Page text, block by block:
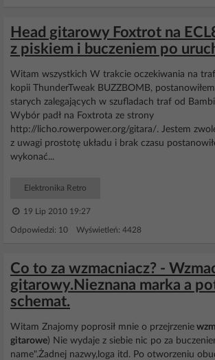
Head gitarowy Foxtrot na
z piskiem i buczeniem po
Witam wszystkich W trakcie oczekiwania na
kopii ThunderTweak BUZZBOMB,
starych zalegających w szufladach traf od
Wybór padł na Foxtrota ze strony
http://licho.rowerpower.org/gitara/. Jestem
z uwagi prostotę układu i brak czasu
wykonać...
Elektronika Retro
19 Lip 2010 19:27
Odpowiedzi: 10 Wyświetleń: 4428
Co to za wzmacniacz? -
gitarowy.Nieznana marka a
schemat.
Witam Znajomy poprosił mnie o przejrzenie
gitarowe) Nie wydaje z siebie nic po za
name".Żadnej nazwy,loga itd. Po otworzeniu